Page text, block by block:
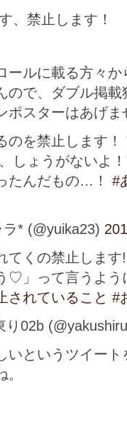
、禁止します！
ールに載る方々か
ので、ダブル掲
ポスターはあげ
のを禁止します
ょうがないよ
たんだもの…！ #
* (@yuika23)
てくの禁止しま
♡」って言うよ
されていること #
02b
いというツイート